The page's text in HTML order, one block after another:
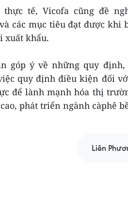
tế, Vicofa cũng đề
các mục tiêu đạt được khi
xuất khẩu.
góp ý về những quy định,
quy định điều kiện đối
để lành mạnh hóa thị
phát triển ngành càphê
Liên